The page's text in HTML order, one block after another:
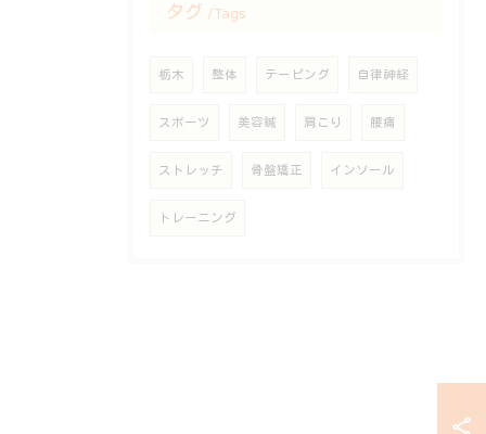
タグ Tags
栃木 整体 テーピング 自律神経
スポーツ 美容鍼 肩こり 腰痛
ストレッチ 骨盤矯正 インソール
トレーニング